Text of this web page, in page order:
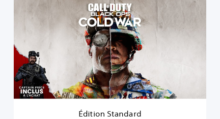
n
a
d
Édition Standard